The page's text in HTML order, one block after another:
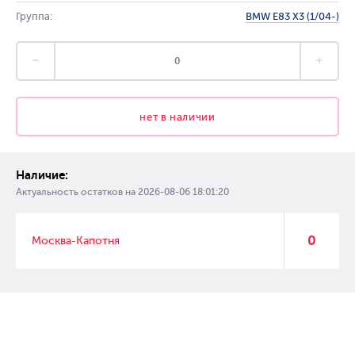
Группа: BMW E83 X3 (1/04-)
нет в наличии
Наличие:
Актуальность остатков на 2026-08-06 18:01:20
Москва-Капотня 0